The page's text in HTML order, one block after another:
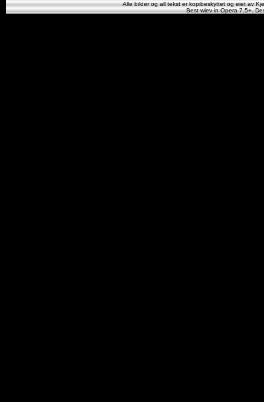
Alle bilder og all tekst er kopibeskyttet og eiet av
Best wiev in Opera 7.5+.